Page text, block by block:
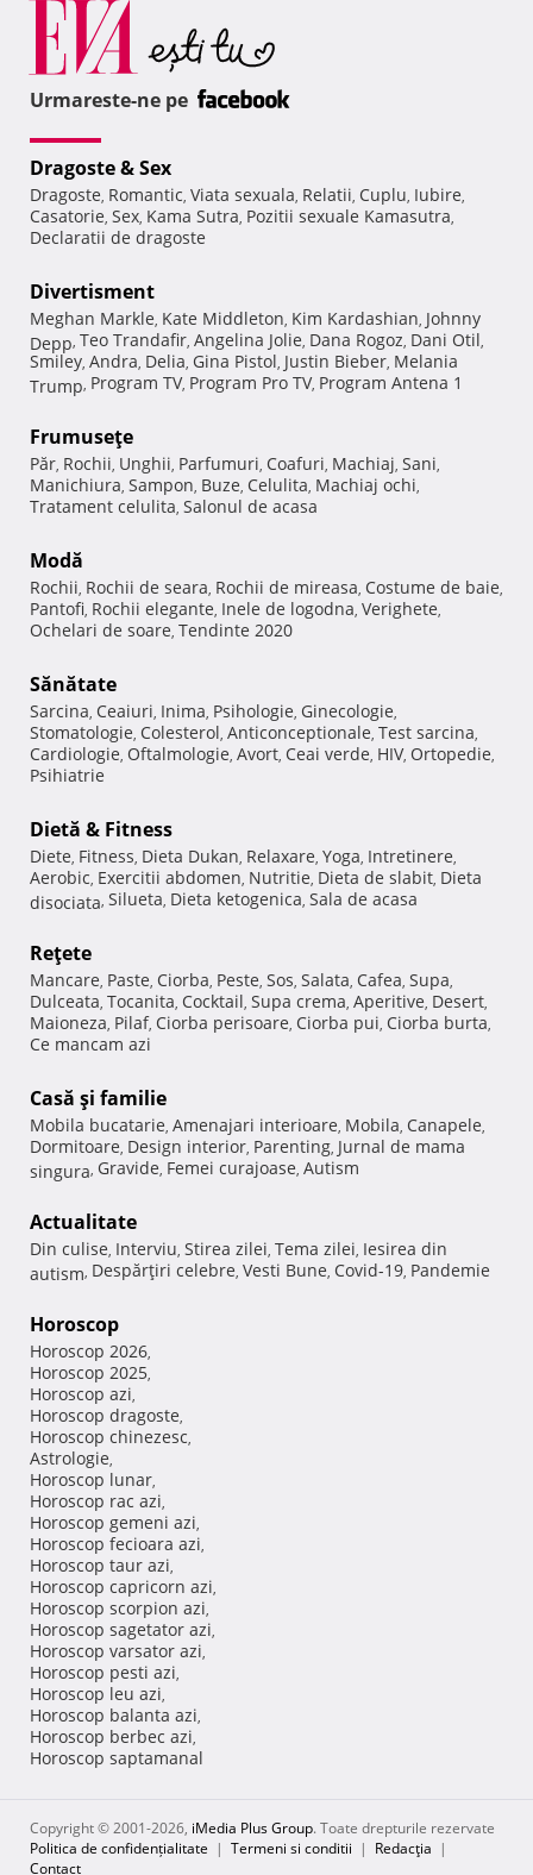
Urmareste-ne pe
Dragoste & Sex
Dragoste, Romantic, Viata sexuala, Relatii, Cuplu, Iubire,
Casatorie, Sex, Kama Sutra, Pozitii sexuale Kamasutra,
Declaratii de dragoste
Divertisment
Meghan Markle, Kate Middleton, Kim Kardashian, Johnny
Depp, Teo Trandafir, Angelina Jolie, Dana Rogoz, Dani Otil,
Smiley, Andra, Delia, Gina Pistol, Justin Bieber, Melania
Trump, Program TV, Program Pro TV, Program Antena 1
Frumuseţe
Păr, Rochii, Unghii, Parfumuri, Coafuri, Machiaj, Sani,
Manichiura, Sampon, Buze, Celulita, Machiaj ochi,
Tratament celulita, Salonul de acasa
Modă
Rochii, Rochii de seara, Rochii de mireasa, Costume de baie,
Pantofi, Rochii elegante, Inele de logodna, Verighete,
Ochelari de soare, Tendinte 2020
Sănătate
Sarcina, Ceaiuri, Inima, Psihologie, Ginecologie,
Stomatologie, Colesterol, Anticonceptionale, Test sarcina,
Cardiologie, Oftalmologie, Avort, Ceai verde, HIV, Ortopedie,
Psihiatrie
Dietă & Fitness
Diete, Fitness, Dieta Dukan, Relaxare, Yoga, Intretinere,
Aerobic, Exercitii abdomen, Nutritie, Dieta de slabit, Dieta
disociata, Silueta, Dieta ketogenica, Sala de acasa
Reţete
Mancare, Paste, Ciorba, Peste, Sos, Salata, Cafea, Supa,
Dulceata, Tocanita, Cocktail, Supa crema, Aperitive, Desert,
Maioneza, Pilaf, Ciorba perisoare, Ciorba pui, Ciorba burta,
Ce mancam azi
Casă şi familie
Mobila bucatarie, Amenajari interioare, Mobila, Canapele,
Dormitoare, Design interior, Parenting, Jurnal de mama
singura, Gravide, Femei curajoase, Autism
Actualitate
Din culise, Interviu, Stirea zilei, Tema zilei, Iesirea din
autism, Despărţiri celebre, Vesti Bune, Covid-19, Pandemie
Horoscop
Horoscop 2026,
Horoscop 2025,
Horoscop azi,
Horoscop dragoste,
Horoscop chinezesc,
Astrologie,
Horoscop lunar,
Horoscop rac azi,
Horoscop gemeni azi,
Horoscop fecioara azi,
Horoscop taur azi,
Horoscop capricorn azi,
Horoscop scorpion azi,
Horoscop sagetator azi,
Horoscop varsator azi,
Horoscop pesti azi,
Horoscop leu azi,
Horoscop balanta azi,
Horoscop berbec azi,
Horoscop saptamanal
Copyright © 2001-2026, iMedia Plus Group. Toate drepturile rezervate
Politica de confidențialitate | Termeni si conditii | Redacţia |
Contact